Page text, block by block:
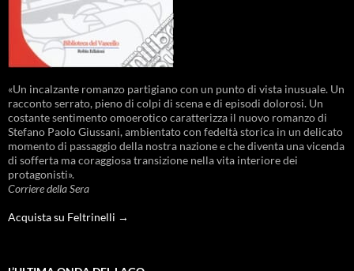
«Un incalzante romanzo partigiano con un punto di vista inusuale. Un
racconto serrato, pieno di colpi di scena e di episodi dolorosi. Un
costante sentimento omoerotico caratterizza il nuovo romanzo di
Stefano Paolo Giussani, ambientato con fedeltà storica in un delicato
momento di passaggio della nostra nazione e che diventa una vicenda
di sofferta ma coraggiosa transizione nella vita interiore dei
protagonisti».
Corriere della Sera
Acquista su Feltrinelli →